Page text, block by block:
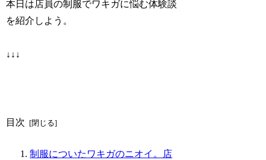
本日は店員の制服でワキガに悩む体験談
を紹介しよう。
↓↓↓
目次
制服についたワキガのニオイ。店